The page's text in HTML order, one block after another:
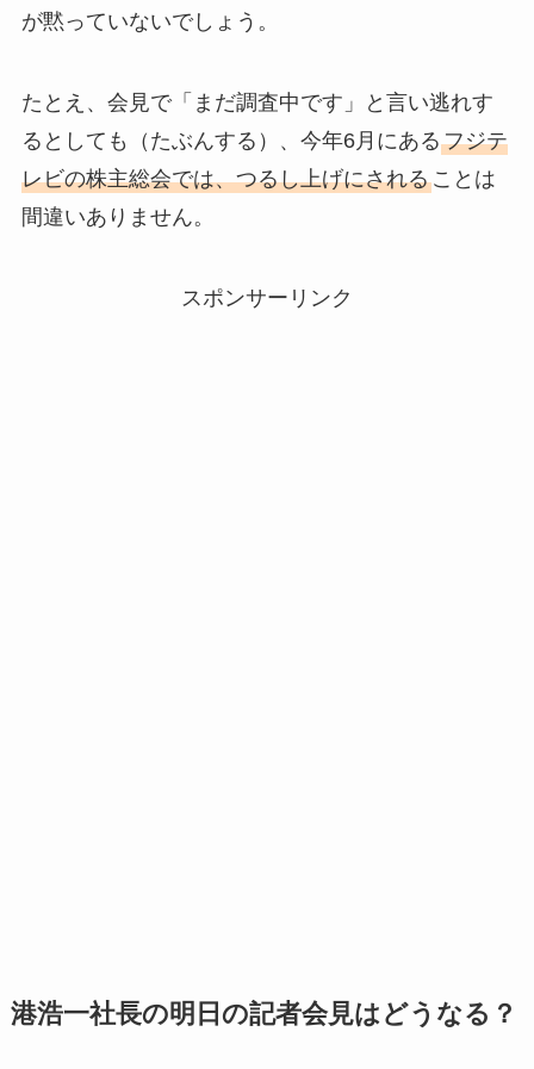
が黙っていないでしょう。
たとえ、会見で「まだ調査中です」と言い逃れす
るとしても（たぶんする）、今年6月にあるフジテ
レビの株主総会では、つるし上げにされることは
間違いありません。
スポンサーリンク
港浩一社長の明日の記者会見はどうなる？